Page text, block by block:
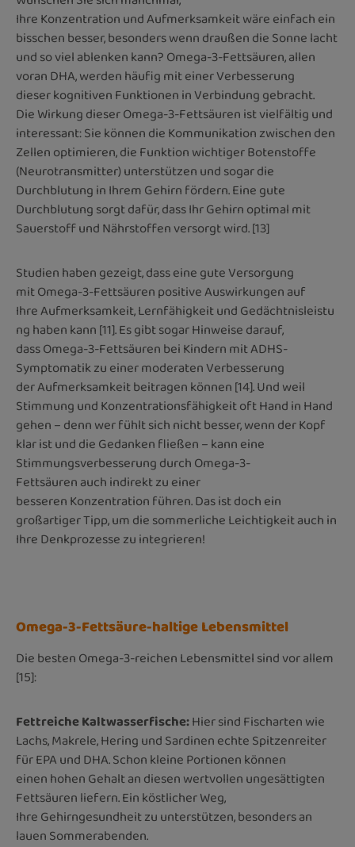
Ihre Konzentration und Aufmerksamkeit wäre einfach ein
bisschen besser, besonders wenn draußen die Sonne lacht
und so viel ablenken kann? Omega-3-Fettsäuren, allen
voran DHA, werden häufig mit einer Verbesserung
dieser kognitiven Funktionen in Verbindung gebracht.
Die Wirkung dieser Omega-3-Fettsäuren ist vielfältig und
interessant: Sie können die Kommunikation zwischen den
Zellen optimieren, die Funktion wichtiger Botenstoffe
(Neurotransmitter) unterstützen und sogar die
Durchblutung in Ihrem Gehirn fördern. Eine gute
Durchblutung sorgt dafür, dass Ihr Gehirn optimal mit
Sauerstoff und Nährstoffen versorgt wird. [13]
Studien haben gezeigt, dass eine gute Versorgung
mit Omega-3-Fettsäuren positive Auswirkungen auf
Ihre Aufmerksamkeit, Lernfähigkeit und Gedächtnisleistu
ng haben kann [11]. Es gibt sogar Hinweise darauf,
dass Omega-3-Fettsäuren bei Kindern mit ADHS-
Symptomatik zu einer moderaten Verbesserung
der Aufmerksamkeit beitragen können [14]. Und weil
Stimmung und Konzentrationsfähigkeit oft Hand in Hand
gehen – denn wer fühlt sich nicht besser, wenn der Kopf
klar ist und die Gedanken fließen – kann eine
Stimmungsverbesserung durch Omega-3-
Fettsäuren auch indirekt zu einer
besseren Konzentration führen. Das ist doch ein
großartiger Tipp, um die sommerliche Leichtigkeit auch in
Ihre Denkprozesse zu integrieren!
Omega-3-Fettsäure-haltige Lebensmittel
Die besten Omega-3-reichen Lebensmittel sind vor allem
[15]:
Fettreiche Kaltwasserfische:Hier sind Fischarten wie
Lachs, Makrele, Hering und Sardinen echte Spitzenreiter
für EPA und DHA. Schon kleine Portionen können
einen hohen Gehalt an diesen wertvollen ungesättigten
Fettsäuren liefern. Ein köstlicher Weg,
Ihre Gehirngesundheit zu unterstützen, besonders an
lauen Sommerabenden.